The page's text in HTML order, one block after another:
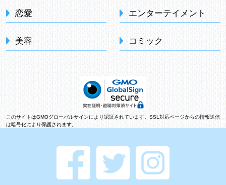
恋愛
美容
エンターテイメント
コミック
このサイトはGMOグローバルサインにより認証されています。SSL対応ページからの情報送信
は暗号化により保護されます。